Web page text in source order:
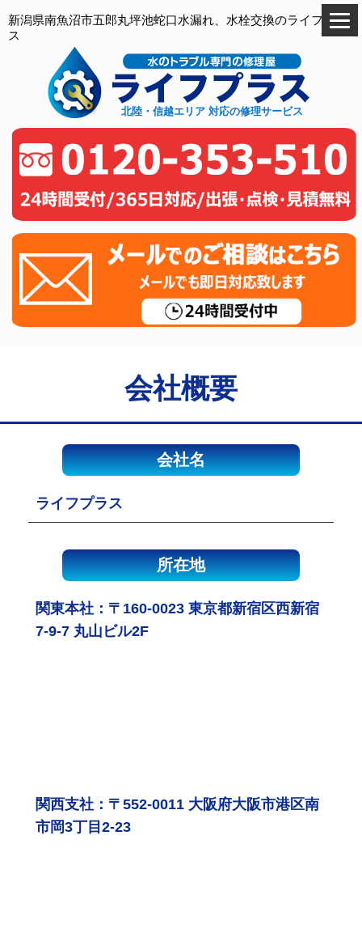
新潟県南魚沼市五郎丸坪池蛇口水漏れ、水栓交換のライフプラ
ス
北陸・信越エリア 対応の修理サービス
会社概要
会社名
ライフプラス
所在地
関東本社：〒160-0023 東京都新宿区西新宿
7-9-7 丸山ビル2F
関西支社：〒552-0011 大阪府大阪市港区南
市岡3丁目2-23